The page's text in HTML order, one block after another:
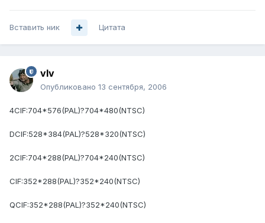
Вставить ник Цитата
vIv
Опубликовано 13 сентября, 2006
4CIF:704*576(PAL)?704*480(NTSC)
DCIF:528*384(PAL)?528*320(NTSC)
2CIF:704*288(PAL)?704*240(NTSC)
CIF:352*288(PAL)?352*240(NTSC)
QCIF:352*288(PAL)?352*240(NTSC)